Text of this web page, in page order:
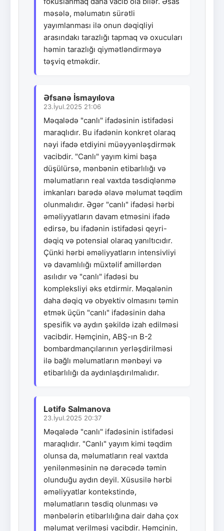
məsələ, məlumatın sürətli
yayımlanması ilə onun dəqiqliyi
arasındakı tarazlığı tapmaq və oxucuları
həmin tarazlığı qiymətləndirməyə
təşviq etməkdir.
Əfsanə İsmayılova
23.İyul.2025 21:06
Məqalədə "canlı" ifadəsinin istifadəsi
maraqlıdır. Bu ifadənin konkret olaraq
nəyi ifadə etdiyini müəyyənləşdirmək
vacibdir. "Canlı" yayım kimi başa
düşülürsə, mənbənin etibarlılığı və
məlumatların real vaxtda təsdiqlənmə
imkanları barədə əlavə məlumat təqdim
olunmalıdır. Əgər "canlı" ifadəsi hərbi
əməliyyatların davam etməsini ifadə
edirsə, bu ifadənin istifadəsi qeyri-
dəqiq və potensial olaraq yanıltıcıdır.
Çünki hərbi əməliyyatların intensivliyi
və davamlılığı müxtəlif amillərdən
asılıdır və "canlı" ifadəsi bu
kompleksliyi əks etdirmir. Məqalənin
daha dəqiq və obyektiv olmasını təmin
etmək üçün "canlı" ifadəsinin daha
spesifik və aydın şəkildə izah edilməsi
vacibdir. Həmçinin, ABŞ-ın B-2
bombardmançılarının yerləşdirilməsi
ilə bağlı məlumatların mənbəyi və
etibarlılığı da aydınlaşdırılmalıdır.
Lətifə Salmanova
23.İyul.2025 20:37
Məqalədə "canlı" ifadəsinin istifadəsi
maraqlıdır. "Canlı" yayım kimi təqdim
olunsa da, məlumatların real vaxtda
yenilənməsinin nə dərəcədə təmin
olunduğu aydın deyil. Xüsusilə hərbi
əməliyyatlar kontekstində,
məlumatların təsdiq olunması və
mənbələrin etibarlılığına dair daha çox
məlumat verilməsi vacibdir. Həmçinin,